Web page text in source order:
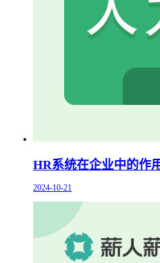
HR系统在企业中的作
2024-10-21